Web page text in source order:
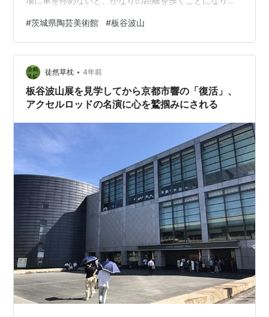
植葉香澄×奈良美智《UFO鍋》2010年 伝統的な陶芸の町
にある美術館なのに、ロビーにこの作品があります。 板
谷波山《葆光彩磁葡萄紋様花瓶》1922年 板谷波山《紫金
磁唐花紋花瓶》昭和初期 板谷波山《鉄釉鳥禽唐花文花
瓶》大正前期 板谷波山《白磁…
#茨城県陶芸美術館 #板谷波山
徒然草枕 • 4年前
板谷波山展を見学してから京都市響の「復活」、
アクセルロッドの名演に心を鷲掴みにされる